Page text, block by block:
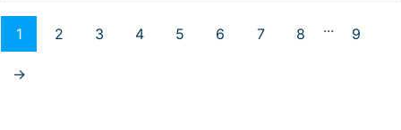
1 2 3 4 5 6 7 8 ... 9
→